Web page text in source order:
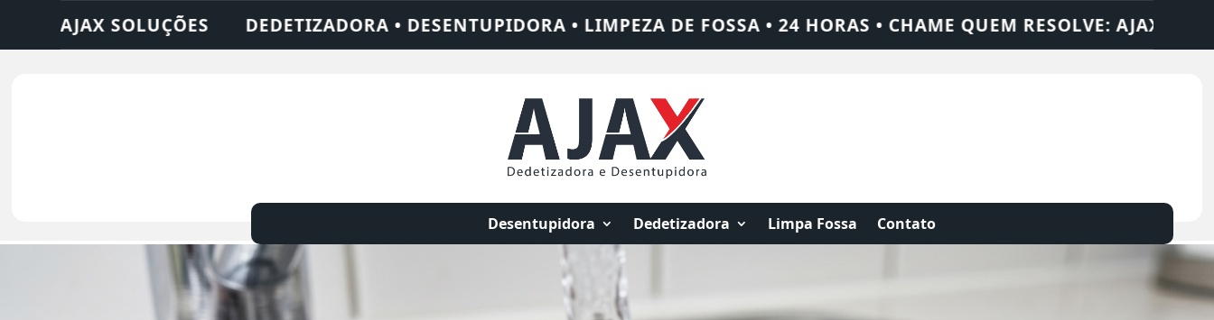
• DESENTUPIDORA • LIMPEZA DE FOSSA • 24 HORAS • CHAME QUEM RESOLVE: AJAX SOLUÇÕES DEDETIZADORA •
Desentupidora Dedetizadora Limpa Fossa Contato